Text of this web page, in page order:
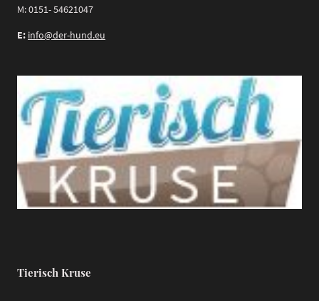
M: 0151- 54621047
E: info@der-hund.eu
Tierisch Kruse